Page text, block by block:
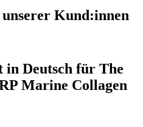
Kund:innen
in Deutsch für The
Marine Collagen